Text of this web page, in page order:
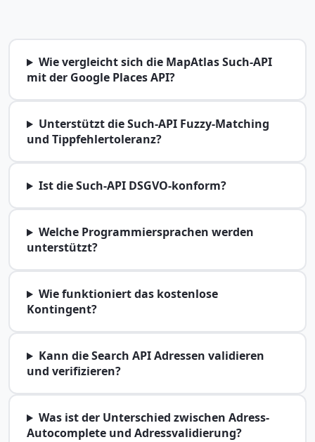
Wie vergleicht sich die MapAtlas Such-API
mit der Google Places API?
Unterstützt die Such-API Fuzzy-Matching
und Tippfehlertoleranz?
Ist die Such-API DSGVO-konform?
Welche Programmiersprachen werden
unterstützt?
Wie funktioniert das kostenlose
Kontingent?
Kann die Search API Adressen validieren
und verifizieren?
Was ist der Unterschied zwischen Adress-
Autocomplete und Adressvalidierung?